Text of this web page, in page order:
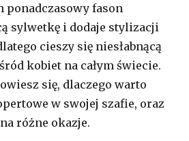
ponadczasowy fason
sylwetkę i dodaje stylizacji
cieszy się niesłabnącą
kobiet na całym świecie.
się, dlaczego warto
w swojej szafie, oraz
różne okazje.